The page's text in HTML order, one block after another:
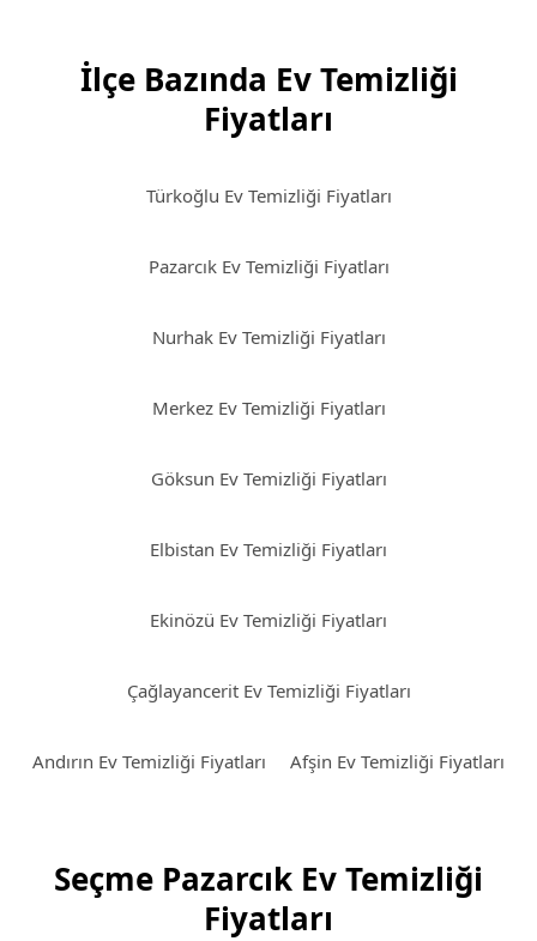
İlçe Bazında Ev Temizliği
Fiyatları
Türkoğlu Ev Temizliği Fiyatları
Pazarcık Ev Temizliği Fiyatları
Nurhak Ev Temizliği Fiyatları
Merkez Ev Temizliği Fiyatları
Göksun Ev Temizliği Fiyatları
Elbistan Ev Temizliği Fiyatları
Ekinözü Ev Temizliği Fiyatları
Çağlayancerit Ev Temizliği Fiyatları
Andırın Ev Temizliği Fiyatları Afşin Ev Temizliği Fiyatları
Seçme Pazarcık Ev Temizliği
Fiyatları